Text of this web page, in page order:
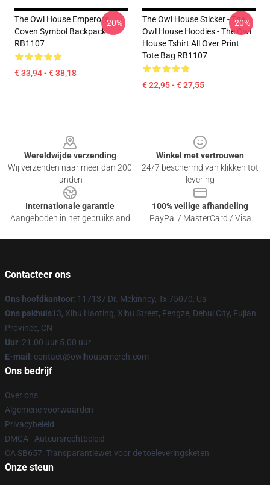
The Owl House Emperor's
Coven Symbol Backpack
RB1107
€ 33,94 - € 38,18
-20%
The Owl House Sticker - The
Owl House Hoodies - The Owl
House Tshirt All Over Print
Tote Bag RB1107
€ 22,95 - € 27,55
-20%
Wereldwijde verzending
Wij verzenden naar meer dan 200
landen
Winkel met vertrouwen
24/7 beschermd van klikken tot
levering
Internationale garantie
Aangeboden in het gebruiksland
100% veilige afhandeling
PayPal / MasterCard / Visa
Contacteer ons
Ons hoofdkantoor: 117137 Dr. Mckinney, Tx 75070, Us
Ons pakhuis13, Xihu Haoting, Xihu Street, Fengze, Dehui City, Fujian
Province, CN
Uur: 21.00 uur 5.00 uur
E-mail : contact@owlhousemerch.com
Ons bedrijf
Over ons
Algemene voorwaarden
Privacybeleid
DMCA - Auteursrechtbeleid
CA SB657: Transparantiewet voor de toeleveringsketen
Onze steun